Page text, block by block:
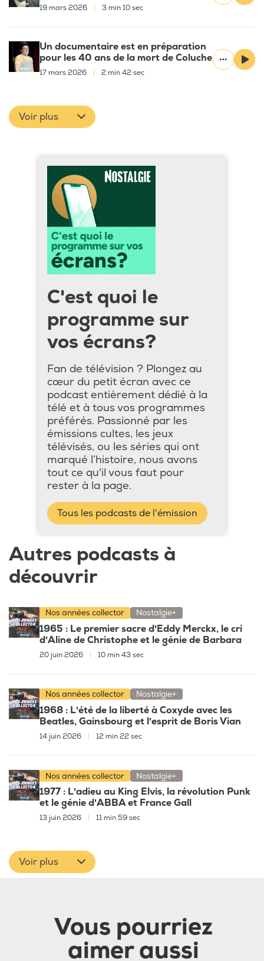
19 mars 2026 3 min 10 sec
Un documentaire est en préparation
pour les 40 ans de la mort de Coluche
17 mars 2026 2 min 42 sec
Voir plus
C'est quoi le
programme sur
vos écrans?
Fan de télévision ? Plongez au
cœur du petit écran avec ce
podcast entièrement dédié à la
télé et à tous vos programmes
préférés. Passionné par les
émissions cultes, les jeux
télévisés, ou les séries qui ont
marqué l’histoire, nous avons
tout ce qu'il vous faut pour
rester à la page.
Tous les podcasts de l'émission
Autres podcasts à
découvrir
Nos années collector Nostalgie+
1965 : Le premier sacre d'Eddy Merckx, le cri
d'Aline de Christophe et le génie de Barbara
20 juin 2026 10 min 43 sec
Nos années collector Nostalgie+
1968 : L'été de la liberté à Coxyde avec les
Beatles, Gainsbourg et l'esprit de Boris Vian
14 juin 2026 12 min 22 sec
Nos années collector Nostalgie+
1977 : L'adieu au King Elvis, la révolution Punk
et le génie d'ABBA et France Gall
13 juin 2026 | 11 min 59 sec
Voir plus
Vous pourriez
aimer aussi